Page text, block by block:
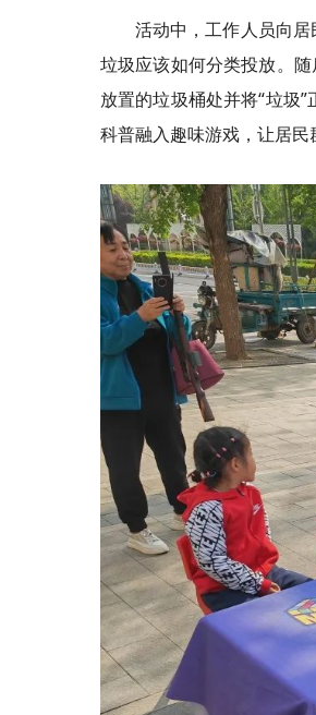
活动中，工作人员向
垃圾应该如何分类投放。
放置的垃圾桶处并将“垃圾
科普融入趣味游戏，让居民